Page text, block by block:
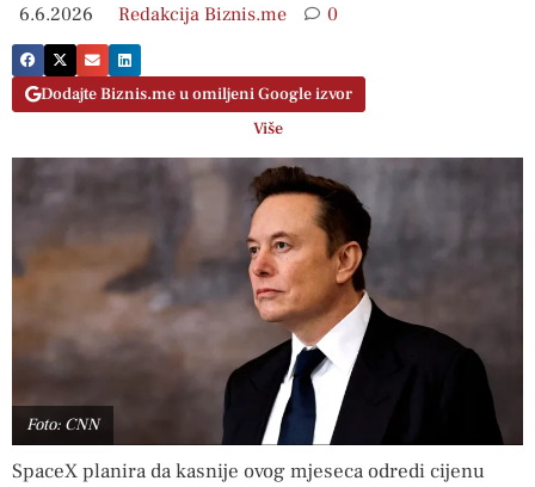
6.6.2026 Redakcija Biznis.me 0
Dodajte Biznis.me u omiljeni Google izvor
Više
Foto: CNN
SpaceX planira da kasnije ovog mjeseca odredi cijenu